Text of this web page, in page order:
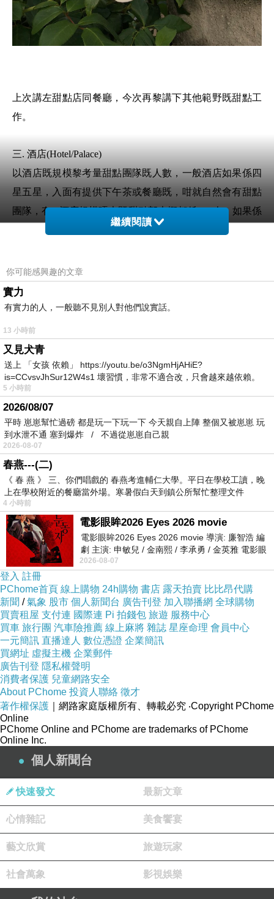
上次講左甜點店同餐廳，今次再黎講下其他範野既甜點工
作。
三. 酒店(Hotel/Palace)
以酒店既規模黎考量甜點團隊既人數，一般酒店如果係四
星五星，入面有提供下午茶或餐廳既，咁就自然會有甜點
團隊，有D酒店規模唔大既甜點部大概都係2~4人，如果係
五星甚至係冠上Palace既稱呼，咁金碧輝煌既酒店既甜點
間五星Palace既酒店實習過，當時連埋實習生都差唔多20
人，而且酒店係全年365日無休，所以我地係要排班輪休。
當時酒店既甜點部有四個主要團隊，分Le tour(負責所有麵
團既製作)，Tea time(負責下午茶單品甜點及宴會小甜點)，
另外兩個團隊分別負責兩間星級餐廳既甜點，另外每個周
末會有brunch由tea time同一些餐廳同事一齊合作完成。有
D酒店就無分得咁清楚，大家輪流做唔同既野務求大家都
唔同團隊既工作時間都略有不同，Le tour既要負責埋簡單
既早餐(crepe可麗餅, 新鮮水果)佢地都要番好早，大約5點
半6點就要到，我主要係做tea time條line，大約7點左右到，
我地同le tour都大約下午5,6點結束。而餐廳既團隊佢地有
早有晏，就番service時間排日班同晚班，咁就可以唔使
coupure(落場), 不過聞說佢地夜晚有時都收好晏。
係巴黎五星Palace大酒店既CHEF都相當出名，甚至成為酒
店既icon，所以佢地既出品都相當嚴格認真，而且涉獵範
圍甚廣，包括甜點店既單品甜點，餐廳既盤飾甜點，仲有
宴會用小甜點，同客人訂製既結婚蛋糕生日蛋糕，所以要
坐上CHEF呢個位可以話周身刀張張利，仲要經常做傳媒
採訪或上電視。
我係酒店實習既日子確係學到唔少野，亦好好彩遇到唔錯
既同事，個六個月都算過得唔錯。以我負責tea time甜點為
例，朝早先做簡單cuission，烤餅底、塔底、泡芙等，然後
開始裝飾淋面，擠餡等等。有時遇著宴會就要做埋小甜
點，之後仲要攞整齊係盤上。中間遇著乾貨果泥生果奶類
品到左就要去收貨同整理，淨埋有時間就同chef de partie一
齊做cream同montage。而我最欣賞酒店係個canteen，前菜
甜點飲料都係自助式，主菜自選一款咁，日日唔同，令人
好期待每日食咩餸。同埋有制服房，衫褲圍裙都有提供，
唔使自己洗好正。如果有機會我都想再入酒店度做，不過
繼續閱讀
你可能感興趣的文章
實力
有實力的人，一般聽不見別人對他們說實話。
13 小時前
又見犬青
送上 「女孩 依賴」 https://youtu.be/o3NgmHjAHiE?
is=CCvsvJhSur12W4s1 壞習慣，非常不適合改，只會越來越依賴。
我害怕的
5 小時前
2026/08/07
平時 崽崽幫忙過磅 都是玩一下玩一下 今天親自上陣 整個又被崽崽 玩
到水泄不通 塞到爆炸 / 不過從崽崽自己親
2026-08-07
春燕---(二)
《 春 燕 》 三、你們唱戲的 春燕考進輔仁大學。平日在學校工讀，晚
上在學校附近的餐廳當外場。寒暑假白天到鎮公所幫忙整理文件
4 小時前
電影眼眸2026 Eyes 2026 movie
電影眼眸2026 Eyes 2026 movie 導演: 廉智浩 編
劇 主演: 申敏兒 / 金南熙 / 李承勇 / 金英雅 電影眼
眸2026描述攝影師徐珍因遺
2026-08-07
登入 註冊
PChome首頁 線上購物 24h購物 書店 露天拍賣 比比昂代購
新聞 /氣象 股市 個人新聞台 廣告刊登 加入聯播網 全球購物
買賣租屋 支付連 國際連 Pi 拍錢包 旅遊 服務中心
買車 旅行團 汽車險推薦 線上麻將 雜誌 星座命理 會員中心
一元簡訊 直播達人 數位憑證 企業簡訊
買網址 虛擬主機 企業郵件
廣告刊登 隱私權聲明
消費者保護 兒童網路安全
About PChome 投資人聯絡 徵才
著作權保護 ｜網路家庭版權所有、轉載必究 ‧Copyright PChome
Online
PChome Online and PChome are trademarks of PChome
Online Inc.
個人新聞台
快速發文 最新文章
心情雜記 美食饗宴
藝文欣賞 旅遊玩家
社會萬象 影視娛樂